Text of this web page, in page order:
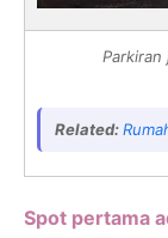
Related:
Spot pertama